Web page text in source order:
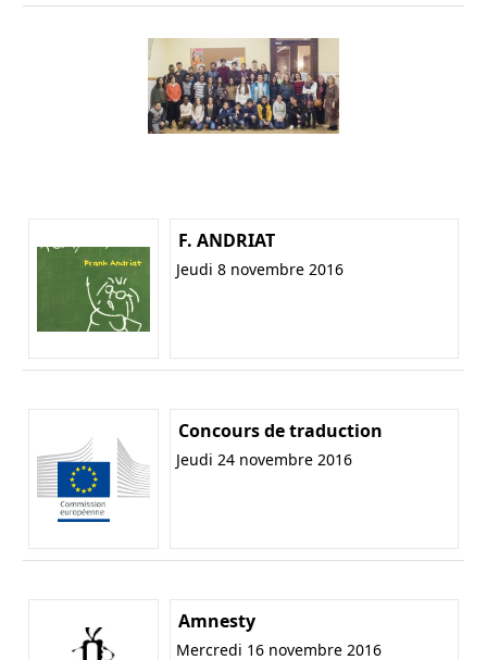
F. ANDRIAT
Jeudi 8 novembre 2016
Concours de traduction
Jeudi 24 novembre 2016
Amnesty
Mercredi 16 novembre 2016